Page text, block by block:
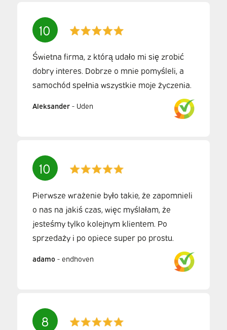
10
Świetna firma, z którą udało mi się zrobić
dobry interes. Dobrze o mnie pomyśleli, a
samochód spełnia wszystkie moje życzenia.
Aleksander- Uden
10
Pierwsze wrażenie było takie, że zapomnieli
o nas na jakiś czas, więc myślałam, że
jesteśmy tylko kolejnym klientem. Po
sprzedaży i po opiece super po prostu.
adamo - endhoven
8